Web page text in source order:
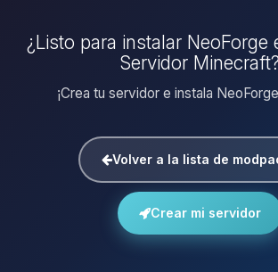
¿Listo para instalar NeoForge
Servidor Minecraft?
¡Crea tu servidor e instala
Volver a la lista de
Crear mi servidor